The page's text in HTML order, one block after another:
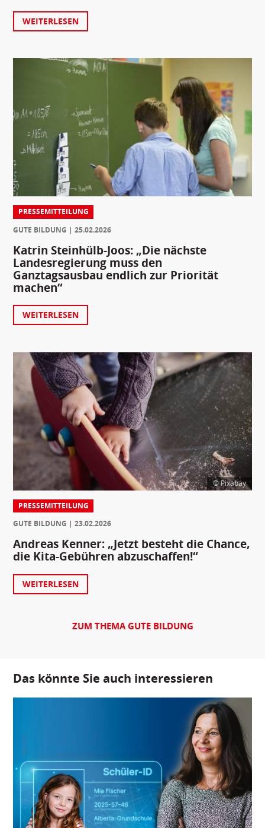
WEITERLESEN
PRESSEMITTEILUNG
GUTE BILDUNG
25.02.2026
Katrin Steinhülb-Joos: „Die nächste
Landesregierung muss den
Ganztagsausbau endlich zur Priorität
machen“
WEITERLESEN
© Pixabay
PRESSEMITTEILUNG
GUTE BILDUNG
23.02.2026
Andreas Kenner: „Jetzt besteht die Chance,
die Kita-Gebühren abzuschaffen!“
WEITERLESEN
ZUM THEMA GUTE BILDUNG
Das könnte Sie auch interessieren